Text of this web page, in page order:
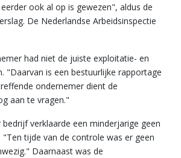
ook al op is gewezen", aldus de
De Nederlandse Arbeidsinspectie
had niet de juiste exploitatie- en
"Daarvan is een bestuurlijke rapportage
ondernemer dient de
aan te vragen."
verklaarde een minderjarige geen
tijde van de controle was er geen
Daarnaast was de